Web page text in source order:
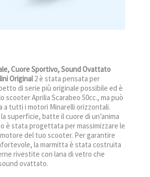
Cuore Sportivo, Sound Ovattato
Original2 è stata pensata per
di serie più originale possibile ed è
scooter Aprilia Scarabeo 50cc., ma può
a tutti i motori Minarelli orizzontali.
superficie, batte il cuore di un’anima
è stata progettata per massimizzare le
del tuo scooter. Per garantire
la marmitta è stata costruita
rivestite con lana di vetro che
ovattato.